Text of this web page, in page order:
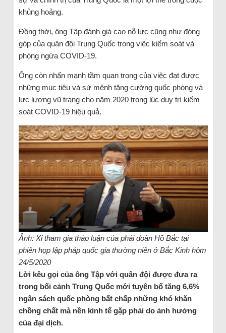
khủng hoảng.
Đồng thời, ông Tập đánh giá cao nỗ lực cũng như đóng
góp của quân đội Trung Quốc trong việc kiểm soát và
phòng ngừa COVID-19.
Ông còn nhấn mạnh tầm quan trọng của việc đạt được
những mục tiêu và sứ mệnh tăng cường quốc phòng và
lực lượng vũ trang cho năm 2020 trong lúc duy trì kiểm
soát COVID-19 hiệu quả.
Ảnh: Xi tham gia thảo luận của phái đoàn Hồ Bắc tại
phiên họp lập pháp quốc gia thường niên ở Bắc Kinh hôm
24/5/2020
Lời kêu gọi của ông Tập với quân đội được đưa ra
trong bối cảnh Trung Quốc mới tuyên bố tăng 6,6%
ngân sách quốc phòng bất chấp những khó khăn
chồng chất mà nền kinh tế gặp phải do ảnh hưởng
của đại dịch.